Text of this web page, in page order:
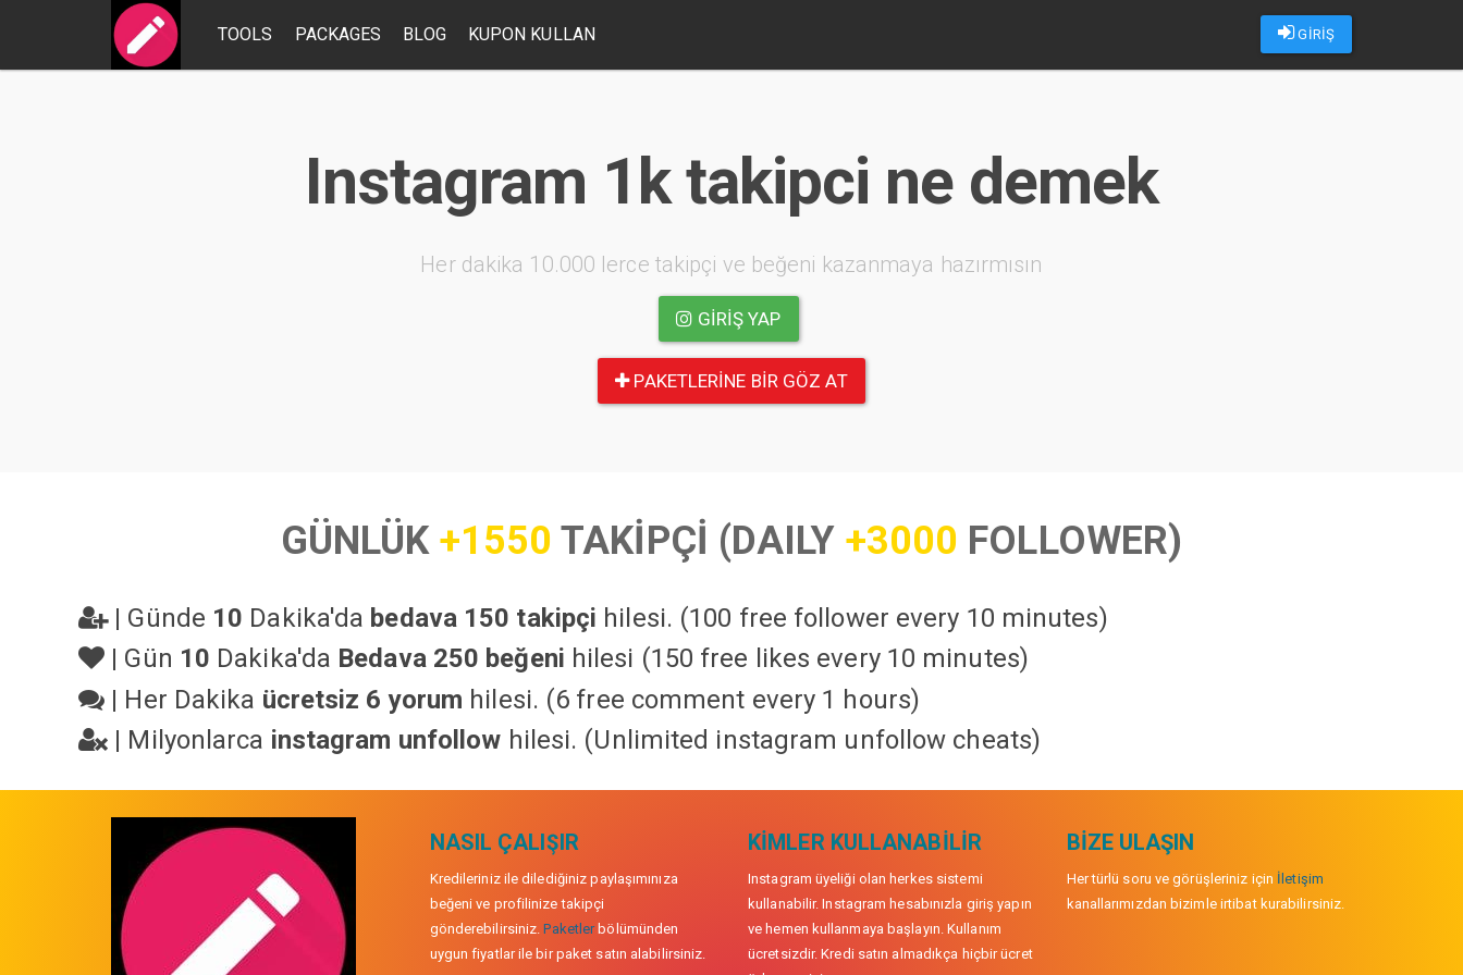
GİRİŞ
TOOLS PACKAGES BLOG KUPON KULLAN
Instagram 1k takipci ne demek
Her dakika 10.000 lerce takipçi ve beğeni kazanmaya hazırmısın
GIRIŞ YAP
PAKETLERINE BIR GÖZ AT
GÜNLÜK +1550 TAKİPÇİ (DAILY +3000 FOLLOWER)
| Günde 10 Dakika'da bedava 150 takipçi hilesi. (100 free follower every 10 minutes)
| Gün 10 Dakika'da Bedava 250 beğeni hilesi (150 free likes every 10 minutes)
| Her Dakika ücretsiz 6 yorum hilesi. (6 free comment every 1 hours)
| Milyonlarca instagram unfollow hilesi. (Unlimited instagram unfollow cheats)
NASIL ÇALIŞIR
Kredileriniz ile dilediğiniz paylaşımınıza
beğeni ve profilinize takipçi
gönderebilirsiniz.Paketlerbölümünden
uygun fiyatlar ile bir paket satın alabilirsiniz.
KIMLER KULLANABILIR
Instagram üyeliği olan herkes sistemi
kullanabilir. Instagram hesabınızla giriş yapın
ve hemen kullanmaya başlayın. Kullanım
ücretsizdir. Kredi satın almadıkça hiçbir ücret
BIZE ULAŞIN
Her türlü soru ve görüşleriniz için İletişim
kanallarımızdan bizimle irtibat kurabilirsiniz.